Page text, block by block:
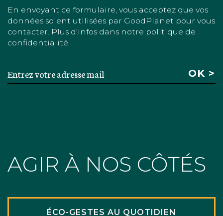
En envoyant ce formulaire, vous acceptez que vos
données soient utilisées par GoodPlanet pour vous
contacter. Plus d'infos dans notre politique de
confidentialité.
AGIR À NOS CÔTÉS
ÉCO-GESTES AU QUOTIDIEN